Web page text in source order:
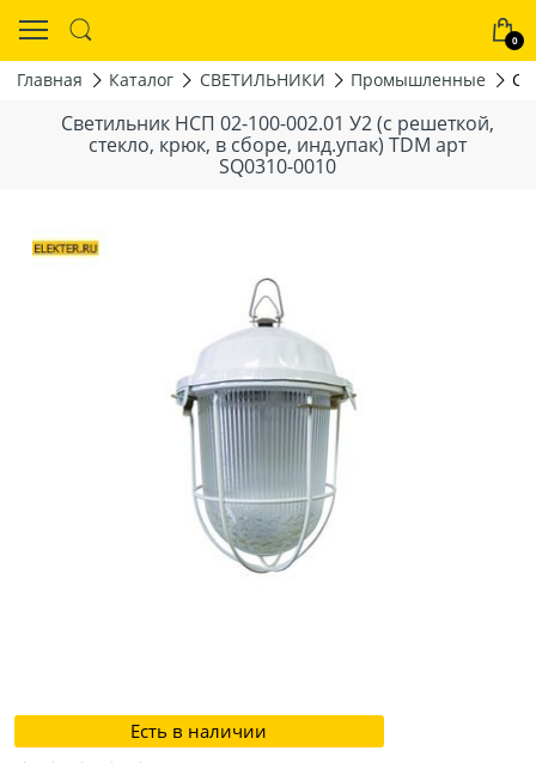
0
Главная Каталог СВЕТИЛЬНИКИ Промышленные
Светильник НСП 02-100-002.01 У2 (с решеткой,
стекло, крюк, в сборе, инд.упак) TDM арт
SQ0310-0010
Есть в наличии